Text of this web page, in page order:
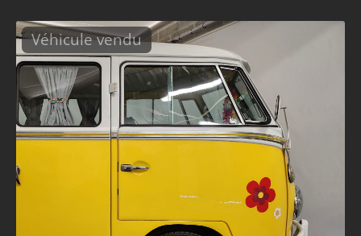
Véhicule vendu